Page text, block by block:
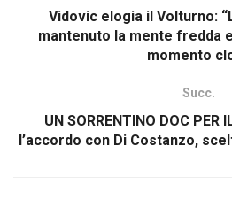
Vidovic elogia il Volturno:
mantenuto la mente fredda
momento
Succ.
UN SORRENTINO DOC PER
l’accordo con Di Costanzo,